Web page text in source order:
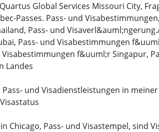
Global Services Missouri City,
Passes. Pass- und
Pass- und
Pass- und Visabestimmungen
f&uuml;r Singapur,
Landes
und Visadienstleistungen in
Chicago, Pass- und Visastempel, sind